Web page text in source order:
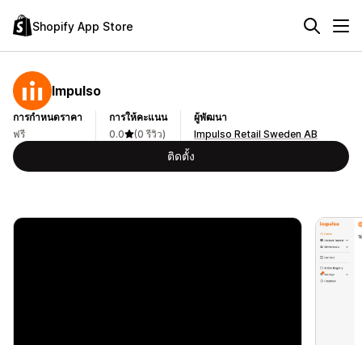
Shopify App Store
Impulso
การกำหนดราคา
ฟรี
การให้คะแนน
0.0
(0 รีวิว)
ผู้พัฒนา
Impulso Retail Sweden AB
ติดตั้ง